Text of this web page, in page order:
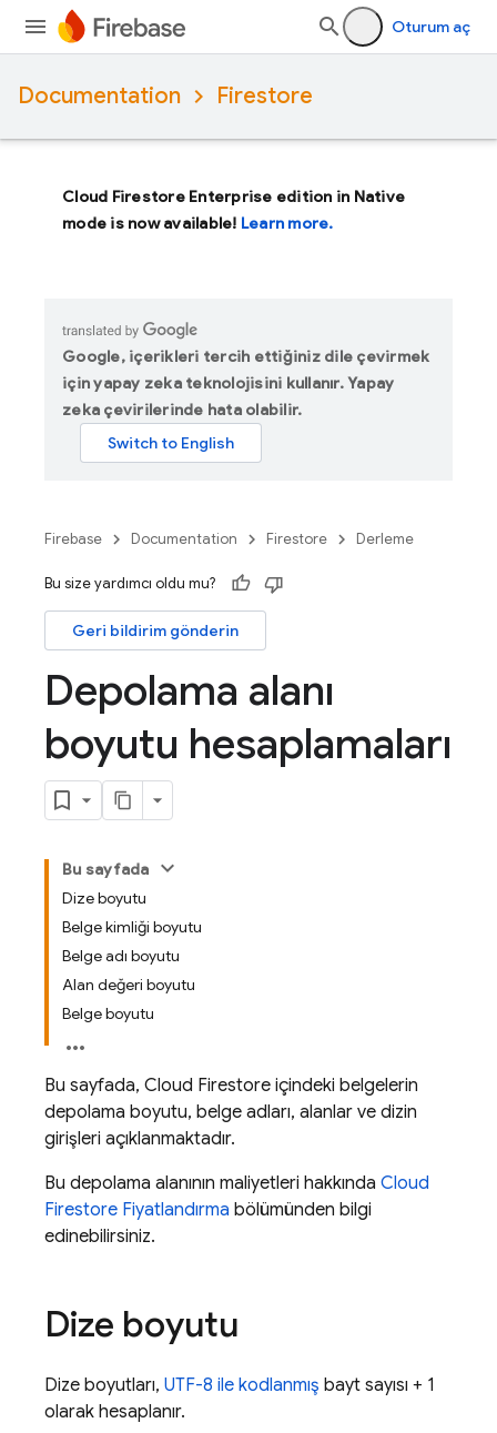
Oturum aç
Documentation Firestore
Cloud Firestore Enterprise edition in Native
mode is now available! Learn more.
Google, içerikleri tercih ettiğiniz dile çevirmek
için yapay zeka teknolojisini kullanır. Yapay
zeka çevirilerinde hata olabilir.
Firebase Documentation Firestore Derleme
Bu size yardımcı oldu mu?
Geri bildirim gönderin
Depolama alanı
boyutu hesaplamaları
Bu sayfada
Dize boyutu
Belge kimliği boyutu
Belge adı boyutu
Alan değeri boyutu
Belge boyutu
Bu sayfada, Cloud Firestore içindeki belgelerin
depolama boyutu, belge adları, alanlar ve dizin
girişleri açıklanmaktadır.
Bu depolama alanının maliyetleri hakkında Cloud
Firestore Fiyatlandırma bölümünden bilgi
edinebilirsiniz.
Dize boyutu
Dize boyutları, UTF-8 ile kodlanmış bayt sayısı + 1
olarak hesaplanır.